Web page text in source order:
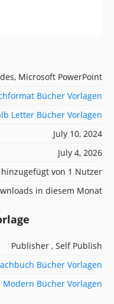
Microsoft PowerPoint
Bücher Vorlagen
Letter Bücher Vorlagen
July 10, 2024
July 4, 2026
von 1 Nutzer
in diesem Monat
Publisher , Self Publish
Bücher Vorlagen
Modern Bücher Vorlagen